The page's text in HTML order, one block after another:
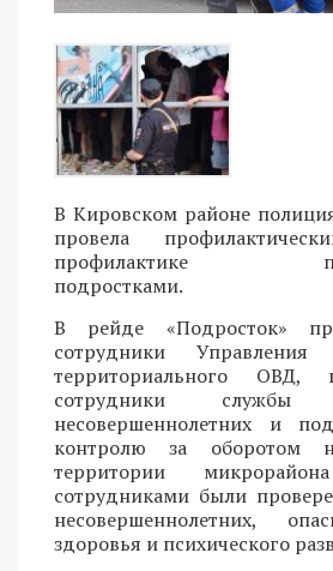
В Кировском районе
провела
профилактике
подростками.
В рейде «Подросток»
сотрудники
территориального
сотрудники
несовершеннолетних и
контролю за оборотом
территории
сотрудниками были
несовершеннолетних,
здоровья и психического